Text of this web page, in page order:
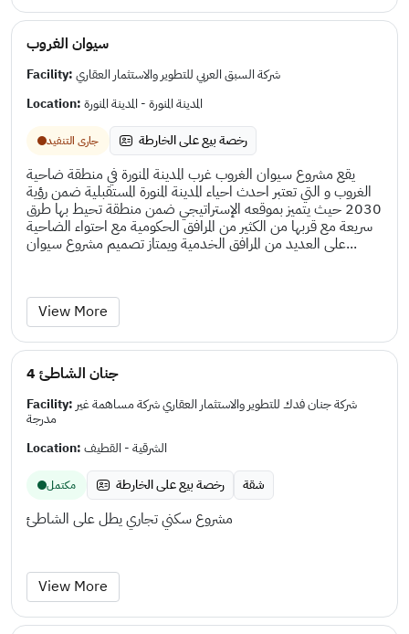
سيوان الغروب
Facility:شركة السبق العربي للتطوير والاستثمار العقاري
Location:المدينة المنورة - المدينة المنورة
جارى التنفيد رخصة بيع على الخارطة
يقع مشروع سيوان الغروب غرب المدينة المنورة في منطقة ضاحية
الغروب و التي تعتبر احدث احياء المدينة المنورة المستقبلية ضمن رؤية
2030 حيث يتميز بموقعه الإستراتيجي ضمن منطقة تحيط بها طرق
سريعة مع قربها من الكثير من المرافق الحكومية مع احتواء الضاحية
على العديد من المرافق الخدمية ويمتاز تصميم مشروع سيوان...
View More
جنان الشاطئ 4
Facility: شركة جنان فدك للتطوير والاستثمار العقاري شركة مساهمة غير
مدرجة
Location:الشرقية - القطيف
مكتمل رخصة بيع على الخارطة شقة
مشروع سكني تجاري يطل على الشاطئ
View More